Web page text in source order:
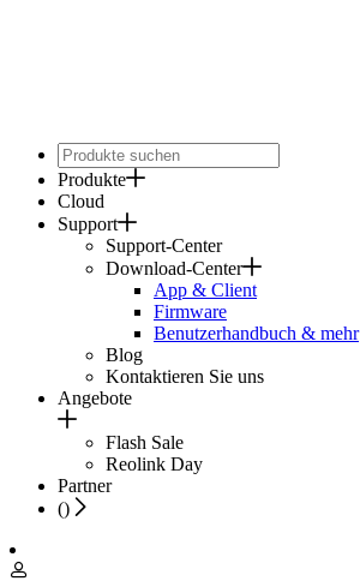
Produkte
Cloud
Support
Support-Center
Download-Center
App & Client
Firmware
Benutzerhandbuch & mehr
Blog
Kontaktieren Sie uns
Angebote
Flash Sale
Reolink Day
Partner
()